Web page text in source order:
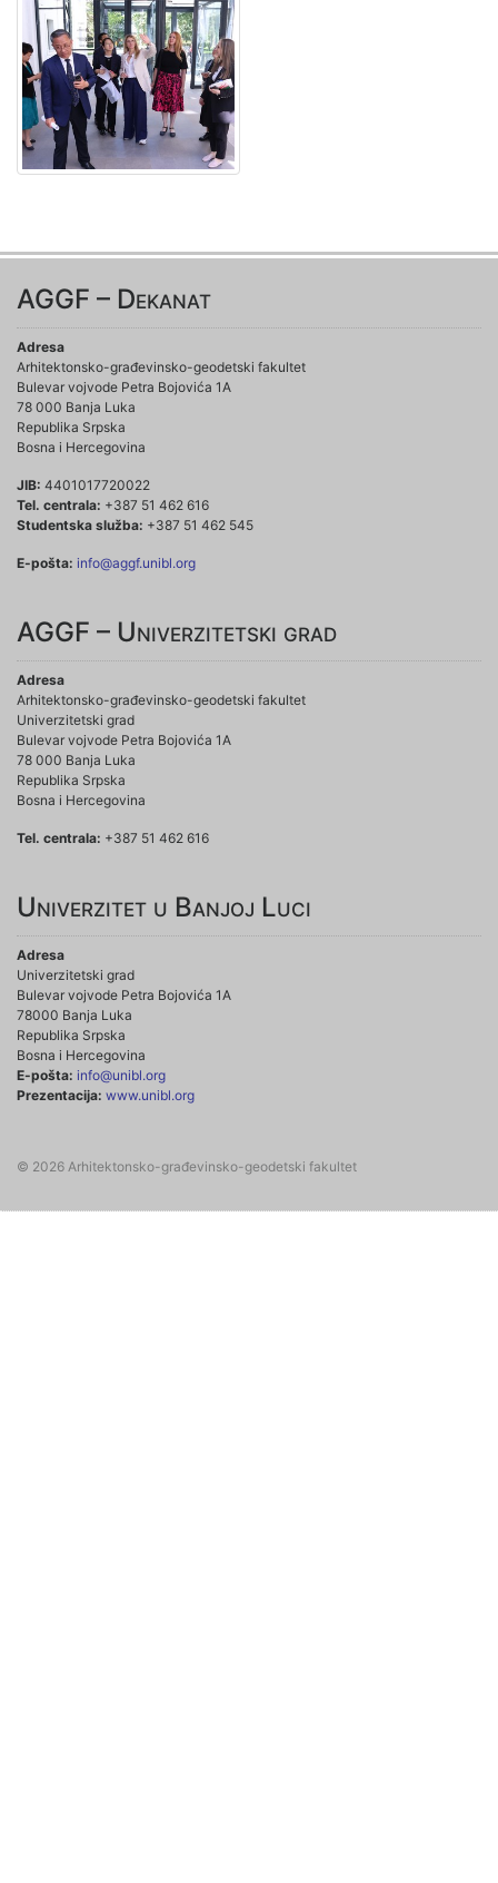
AGGF – Dekanat
Adresa
Arhitektonsko-građevinsko-geodetski fakultet
Bulevar vojvode Petra Bojovića 1A
78 000 Banja Luka
Republika Srpska
Bosna i Hercegovina
JIB: 4401017720022
Tel. centrala: +387 51 462 616
Studentska služba: +387 51 462 545
E-pošta: info@aggf.unibl.org
AGGF – Univerzitetski grad
Adresa
Arhitektonsko-građevinsko-geodetski fakultet
Univerzitetski grad
Bulevar vojvode Petra Bojovića 1A
78 000 Banja Luka
Republika Srpska
Bosna i Hercegovina
Tel. centrala: +387 51 462 616
Univerzitet u Banjoj Luci
Adresa
Univerzitetski grad
Bulevar vojvode Petra Bojovića 1A
78000 Banja Luka
Republika Srpska
Bosna i Hercegovina
E-pošta: info@unibl.org
Prezentacija: www.unibl.org
© 2026 Arhitektonsko-građevinsko-geodetski fakultet